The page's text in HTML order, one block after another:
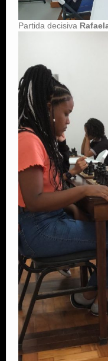
Partida decisiva